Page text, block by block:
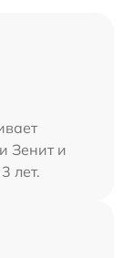
Зенит и
лет.